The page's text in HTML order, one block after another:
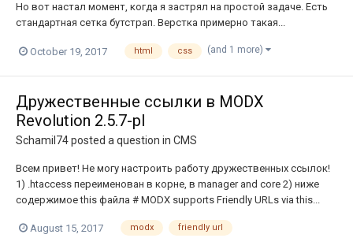
Но вот настал момент, когда я застрял на простой задаче. Есть
стандартная сетка бутстрап. Верстка примерно такая...
October 19, 2017 html css (and 1 more)
Дружественные ссылки в MODX
Revolution 2.5.7-pl
Schamil74posted a question in CMS
Всем привет! Не могу настроить работу дружественных ссылок!
1) .htaccess переименован в корне, в manager and core 2) ниже
содержимое this файла # MODX supports Friendly URLs via this...
August 15, 2017 modx friendly url